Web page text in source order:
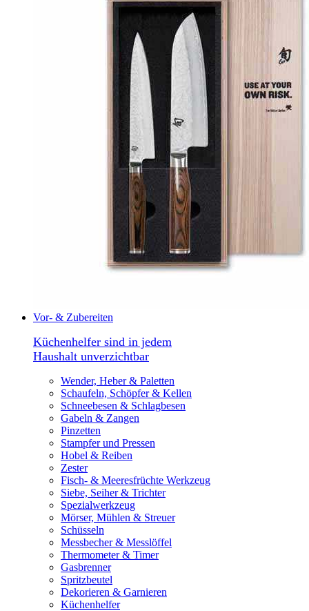
Vor- & Zubereiten
Küchenhelfer sind in jedem
Haushalt unverzichtbar
Wender, Heber & Paletten
Schaufeln, Schöpfer & Kellen
Schneebesen & Schlagbesen
Gabeln & Zangen
Pinzetten
Stampfer und Pressen
Hobel & Reiben
Zester
Fisch- & Meeresfrüchte Werkzeug
Siebe, Seiher & Trichter
Spezialwerkzeug
Mörser, Mühlen & Streuer
Schüsseln
Messbecher & Messlöffel
Thermometer & Timer
Gasbrenner
Spritzbeutel
Dekorieren & Garnieren
Küchenhelfer